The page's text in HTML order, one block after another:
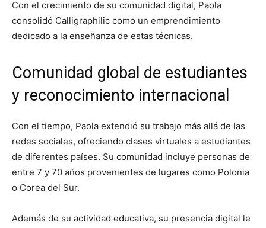
Con el crecimiento de su comunidad digital, Paola
consolidó Calligraphilic como un emprendimiento
dedicado a la enseñanza de estas técnicas.
Comunidad global de estudiantes
y reconocimiento internacional
Con el tiempo, Paola extendió su trabajo más allá de las
redes sociales, ofreciendo clases virtuales a estudiantes
de diferentes países. Su comunidad incluye personas de
entre 7 y 70 años provenientes de lugares como Polonia
o Corea del Sur.
Además de su actividad educativa, su presencia digital le